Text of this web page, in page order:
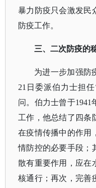
暴力防疫只会激发民
防疫工作。
三、 二次防疫的
为进一步加强防
21日委派伯力士担
问。 伯力士曾于1941
工作，他总结了四条
在疫情传播中的作用
情防控的必要手段；
散有重要作用，应在
核通行；再次，完善